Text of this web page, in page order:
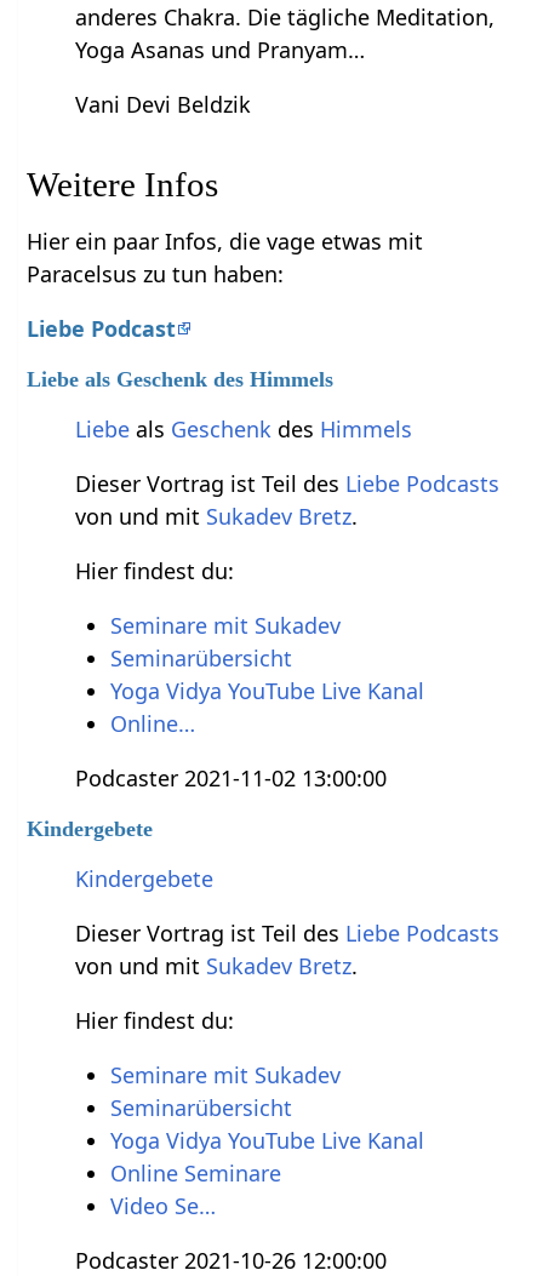
anderes Chakra. Die tägliche Meditation,
Yoga Asanas und Pranyam…
Vani Devi Beldzik
Weitere Infos
Hier ein paar Infos, die vage etwas mit
Paracelsus zu tun haben:
Liebe Podcast
Liebe als Geschenk des Himmels
Liebeals Geschenk des Himmels
Dieser Vortrag ist Teil des Liebe Podcasts
von und mit Sukadev Bretz.
Hier findest du:
Seminare mit Sukadev
Seminarübersicht
Yoga Vidya YouTube Live Kanal
Online…
Podcaster 2021-11-02 13:00:00
Kindergebete
Kindergebete
Dieser Vortrag ist Teil des Liebe Podcasts
von und mit Sukadev Bretz.
Hier findest du:
Seminare mit Sukadev
Seminarübersicht
Yoga Vidya YouTube Live Kanal
Online Seminare
Video Se…
Podcaster 2021-10-26 12:00:00